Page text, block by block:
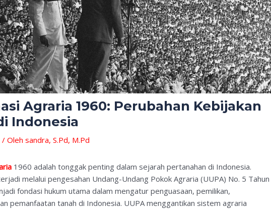
Agraria 1960: Perubahan Kebijakan
Indonesia
/ Olehsandra, S.Pd, M.Pd
1960 adalah tonggak penting dalam sejarah pertanahan di Indonesia.
melalui pengesahan Undang-Undang Pokok Agraria (UUPA) No. 5 Tahun
fondasi hukum utama dalam mengatur penguasaan, pemilikan,
pemanfaatan tanah di Indonesia. UUPA menggantikan sistem agraria